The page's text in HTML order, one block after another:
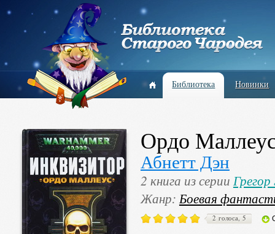
Библиотека Новинки
Ордо
Абнетт Дэн
2 книга из серии Грегор
Жанр:Боевая
2 голоса, 5